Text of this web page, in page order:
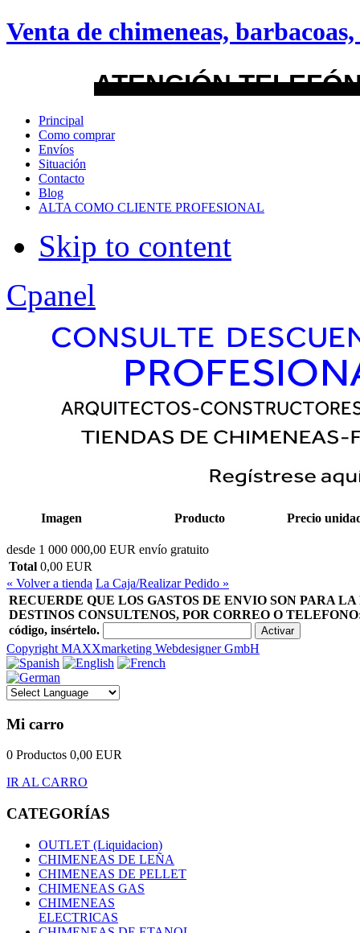
Venta de chimeneas, barbacoas,
ATENCIÓN
Principal
Como comprar
Envíos
Situación
Contacto
Blog
ALTA COMO CLIENTE PROFESIONAL
Skip to content
android
Menu Style
Mega
Css
Dropline
Split
Cpanel
Imagen Producto Precio
desde 1 000 000,00 EUR envío gratuito
Total 0,00 EUR
« Volver a tienda La Caja/Realizar Pedido »
RECUERDE QUE LOS GASTOS DE ENVIO SON PARA
DESTINOS CONSULTENOS, POR CORREO O TELEFONO:
código, insértelo.
Copyright MAXXmarketing Webdesigner GmbH
Mi carro
0 Productos 0,00 EUR
IR AL CARRO
CATEGORÍAS
OUTLET (Liquidacion)
CHIMENEAS DE LEÑA
CHIMENEAS DE PELLET
CHIMENEAS GAS
CHIMENEAS
ELECTRICAS